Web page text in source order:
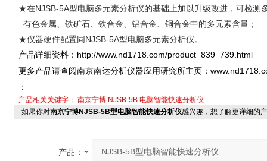
★在NJSB-5A型电脑多元素分析仪的基础上加以升级改进，可检测
有色金属、铁矿石、铁合金、铝合金、铜合金中的多元素含量；
★仪器硬件配置同NJSB-5A型电脑多元素分析仪。
产品详细资料： http://www.nd1718.com/product_839_739.html
更多产品请查阅南京南达分析仪器应用研究所主页：
：
产品相关关键字： 南京宁博 NJSB-5B 电脑智能快速分析仪
如果你对南京宁博NJSB-5B型电脑智能快速分析仪感兴趣，想了解更详细的
产品：